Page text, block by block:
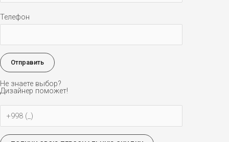
Телефон
Не знаете выбор?
Дизайнер поможет!